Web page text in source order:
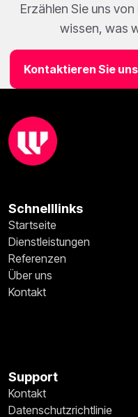
Erzählen Sie uns
wissen, was
Kontaktieren Sie uns
Schnelllinks
Startseite
Dienstleistungen
Referenzen
Über uns
Kontakt
Support
Kontakt
Datenschutzrichtlinie